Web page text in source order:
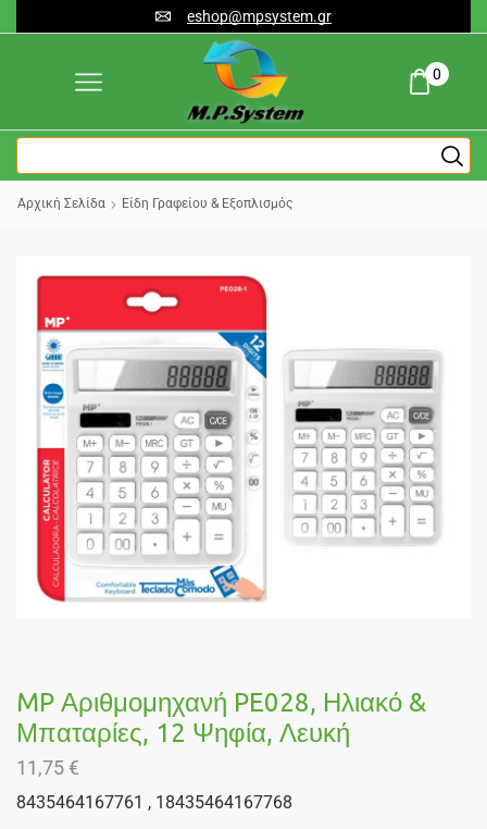
eshop@mpsystem.gr
0
Αρχική Σελίδα Είδη Γραφείου & Εξοπλισμός
MP Αριθμομηχανή PE028, Ηλιακό &
Μπαταρίες, 12 Ψηφία, Λευκή
11,75 €
8435464167761 , 18435464167768